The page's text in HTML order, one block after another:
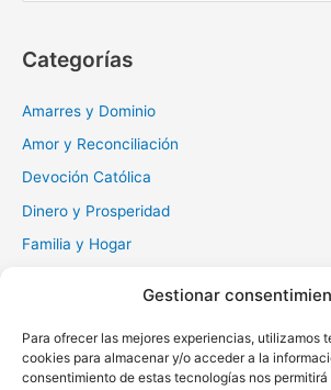
Gestionar
Para ofrecer las mejores experiencias, utilizamos
cookies para almacenar y/o acceder a la
consentimiento de estas tecnologías nos
r
Categorías
Amarres y Dominio
Amor y Reconciliación
Devoción Católica
Dinero y Prosperidad
Familia y Hogar
Muerte y Difuntos
Oraciones Diarias